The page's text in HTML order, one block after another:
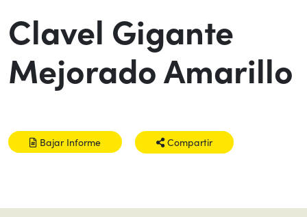
Clavel Gigante
Mejorado Amarillo
Bajar Informe Compartir